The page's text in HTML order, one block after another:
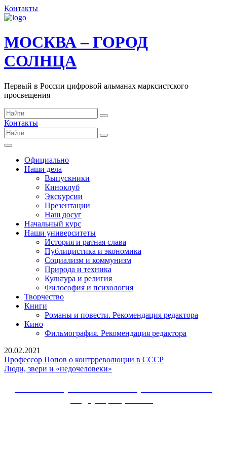
Контакты
МОСКВА – ГОРОД
СОЛНЦА
Первый в России цифровой альманах марксистского
просвещения
Контакты
Официально
Наши дела
Выпускники
Киноклуб
Экскурсии
Презентации
Наш досуг
Начальный курс
Наши университеты
История и ратная слава
Публицистика и экономика
Социализм и коммунизм
Природа и техника
Культура и религия
Философия и психология
Творчество
Книги
Романы и повести. Рекомендация редактора
Кино
Фильмография. Рекомендация редактора
20.02.2021
Профессор Попов о контрреволюции в СССРПрофессор
в
Люди, звери и «недочеловеки»
«недочеловеки»